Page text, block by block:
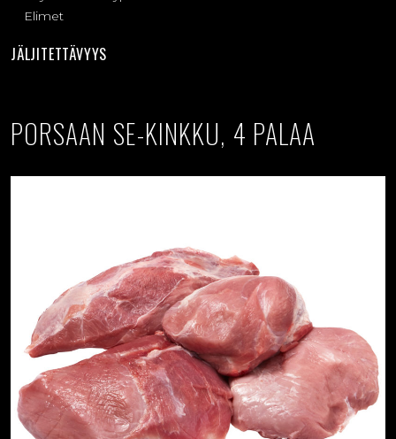
Elimet
JÄLJITETTÄVYYS
PORSAAN SE-KINKKU, 4 PALAA